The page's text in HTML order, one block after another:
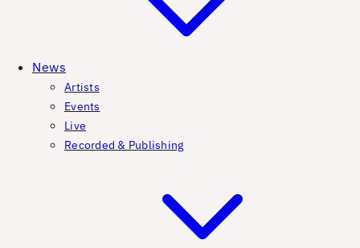
News
Artists
Events
Live
Recorded & Publishing